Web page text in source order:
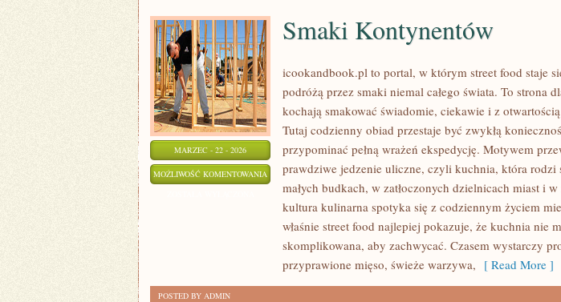
MARZEC - 22 - 2026
MOŻLIWOŚĆ KOMENTOWANIA SMAKI
KONTYNENTÓW
Smaki Kontynentów
icookandbook.pl to portal, w którym street food staje
podróżą przez smaki niemal całego świata. To strona
kochają smakować świadomie, ciekawie i z
Tutaj codzienny obiad przestaje być zwykłą
przypominać pełną wrażeń ekspedycję. Motywem
prawdziwe jedzenie uliczne, czyli kuchnia, która rodzi
małych budkach, w zatłoczonych dzielnicach miast i
kultura kulinarna spotyka się z codziennym życiem
właśnie street food najlepiej pokazuje, że kuchnia nie
skomplikowana, aby zachwycać. Czasem wystarczy
przyprawione mięso, świeże warzywa, [ Read More ]
POSTED BY ADMIN